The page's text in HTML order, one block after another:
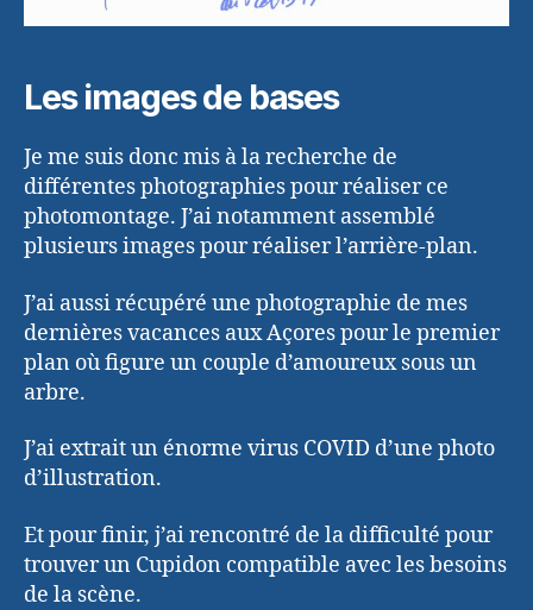
Les images de bases
Je me suis donc mis à la recherche de
différentes photographies pour réaliser ce
photomontage. J’ai notamment assemblé
plusieurs images pour réaliser l’arrière-plan.
J’ai aussi récupéré une photographie de mes
dernières vacances aux Açores pour le premier
plan où figure un couple d’amoureux sous un
arbre.
J’ai extrait un énorme virus COVID d’une photo
d’illustration.
Et pour finir, j’ai rencontré de la difficulté pour
trouver un Cupidon compatible avec les besoins
de la scène.